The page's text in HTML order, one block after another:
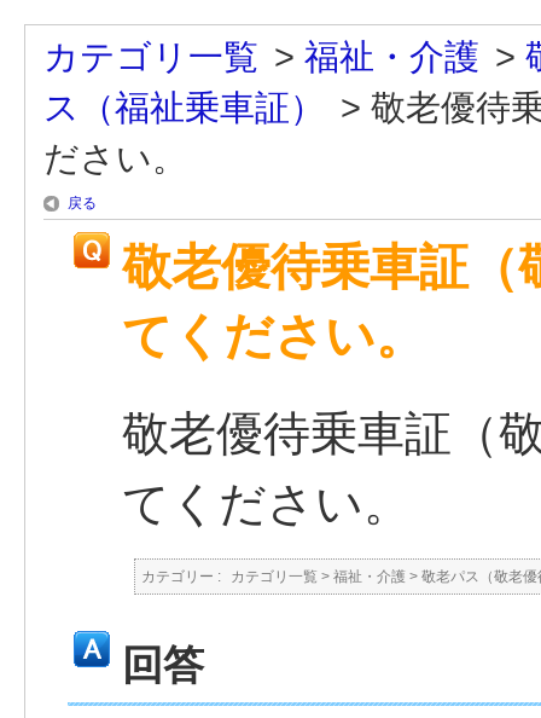
カテゴリ一覧 > 福祉・介護 >
ス（福祉乗車証）
> 敬老優待
ださい。
戻る
敬老優待乗車証
てください。
敬老優待乗車証（
てください。
カテゴリー : カテゴリ一覧 > 福祉・介護 > 敬老パス（敬老
回答